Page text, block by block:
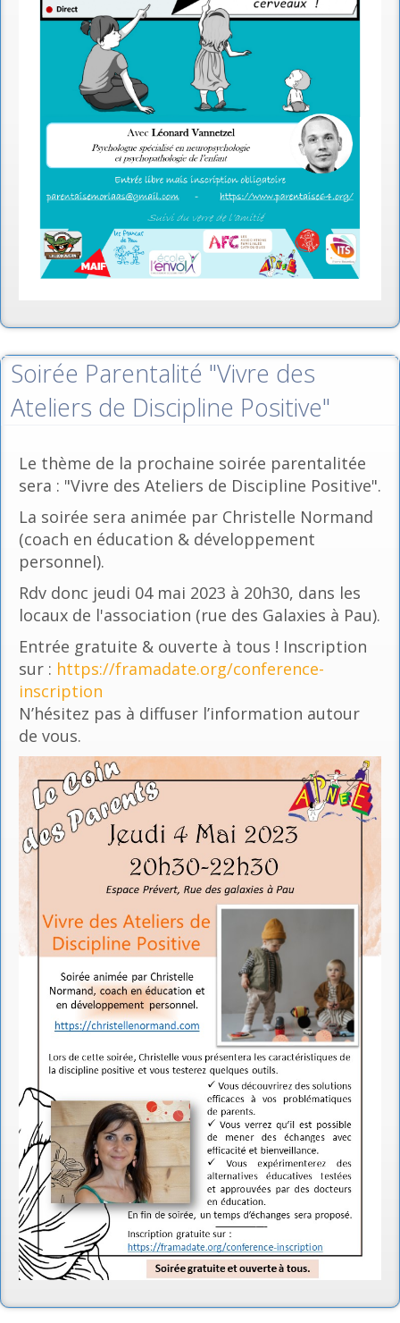
Soirée Parentalité "Vivre des
Ateliers de Discipline Positive"
Le thème de la prochaine soirée parentalitée
sera : "Vivre des Ateliers de Discipline Positive".
La soirée sera animée par Christelle Normand
(coach en éducation & développement
personnel).
Rdv donc jeudi 04 mai 2023 à 20h30, dans les
locaux de l'association (rue des Galaxies à Pau).
Entrée gratuite & ouverte à tous ! Inscription
sur : https://framadate.org/conference-
inscription
N’hésitez pas à diffuser l’information autour
de vous.